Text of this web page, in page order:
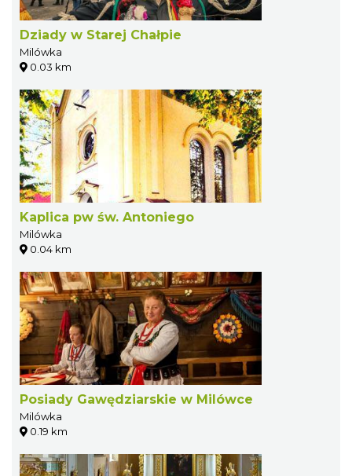
Dziady w Starej Chałpie
Milówka
0.03 km
Kaplica pw św. Antoniego
Milówka
0.04 km
Posiady Gawędziarskie w Milówce
Milówka
0.19 km